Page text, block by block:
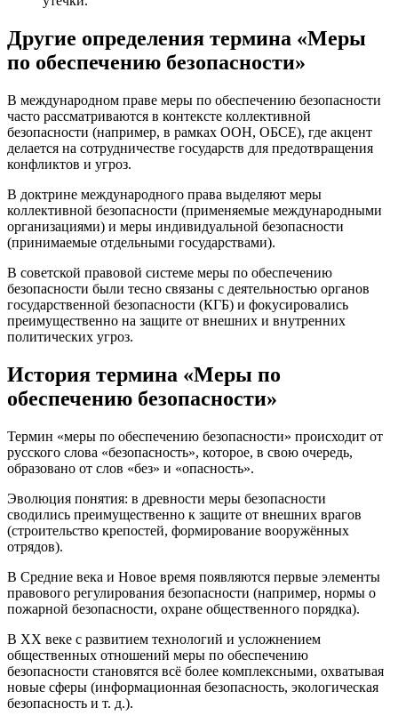
Другие определения термина «Меры
по обеспечению безопасности»
В международном праве меры по обеспечению безопасности
часто рассматриваются в контексте коллективной
безопасности (например, в рамках ООН, ОБСЕ), где акцент
делается на сотрудничестве государств для предотвращения
конфликтов и угроз.
В доктрине международного права выделяют меры
коллективной безопасности (применяемые международными
организациями) и меры индивидуальной безопасности
(принимаемые отдельными государствами).
В советской правовой системе меры по обеспечению
безопасности были тесно связаны с деятельностью органов
государственной безопасности (КГБ) и фокусировались
преимущественно на защите от внешних и внутренних
политических угроз.
История термина «Меры по
обеспечению безопасности»
Термин «меры по обеспечению безопасности» происходит от
русского слова «безопасность», которое, в свою очередь,
образовано от слов «без» и «опасность».
Эволюция понятия: в древности меры безопасности
сводились преимущественно к защите от внешних врагов
(строительство крепостей, формирование вооружённых
отрядов).
В Средние века и Новое время появляются первые элементы
правового регулирования безопасности (например, нормы о
пожарной безопасности, охране общественного порядка).
В XX веке с развитием технологий и усложнением
общественных отношений меры по обеспечению
безопасности становятся всё более комплексными, охватывая
новые сферы (информационная безопасность, экологическая
безопасность и т. д.).